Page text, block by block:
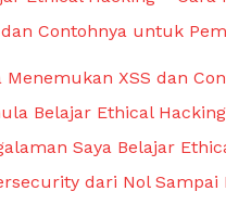
dan Contohnya untuk
Menemukan XSS dan
Belajar Ethical Hacking
Saya Belajar
dari Nol Sampai